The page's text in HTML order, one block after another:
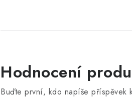
Hodnocení
Buďte první, kdo napíše příspěvek